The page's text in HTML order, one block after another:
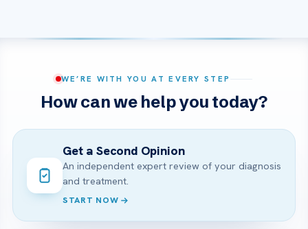
WE’RE WITH YOU AT EVERY STEP
How can we help you today?
Get a Second Opinion
An independent expert review of your diagnosis
and treatment.
START NOW